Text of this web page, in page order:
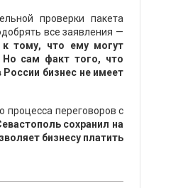
проверки пакета
все заявления —
к тому, что ему могут
Но сам факт того, что
бизнес не имеет
процесса переговоров с
сохранил на
бизнесу платить